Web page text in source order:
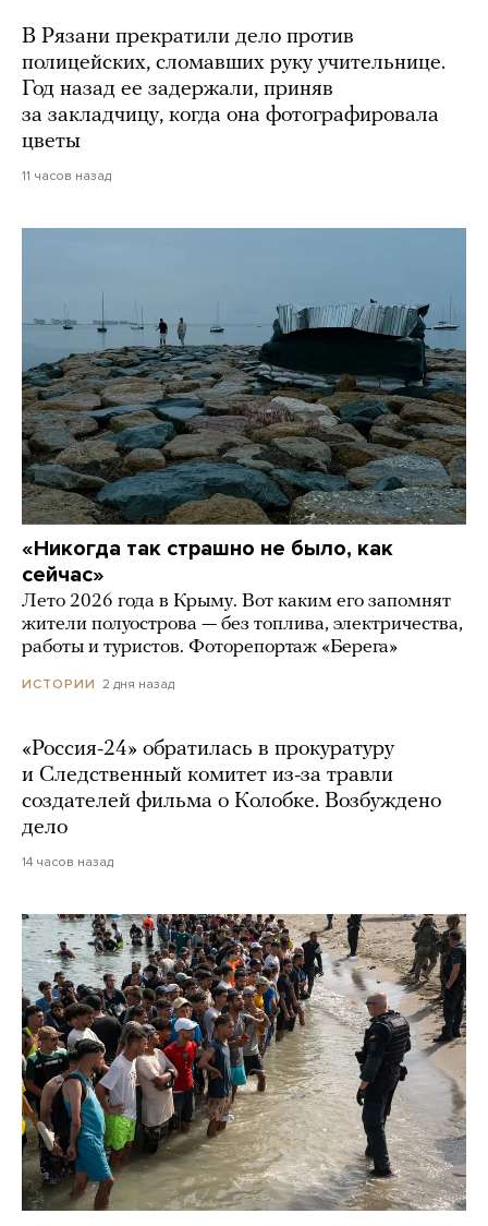
В Рязани прекратили дело против
полицейских, сломавших руку учительнице.
Год назад ее задержали, приняв
за закладчицу, когда она фотографировала
цветы
11 часов назад
«Никогда так страшно не было, как
сейчас»
Лето 2026 года в Крыму. Вот каким его запомнят
жители полуострова — без топлива, электричества,
работы и туристов. Фоторепортаж «Берега»
ИСТОРИИ 2 дня назад
«Россия-24» обратилась в прокуратуру
и Следственный комитет из-за травли
создателей фильма о Колобке. Возбуждено
дело
14 часов назад